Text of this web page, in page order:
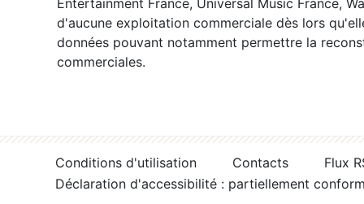
Entertainment France, Universal Music France,
d'aucune exploitation commerciale dès lors
données pouvant notamment permettre la
commerciales.
Conditions d'utilisation Contacts
Flux
Déclaration d'accessibilité : partiellement